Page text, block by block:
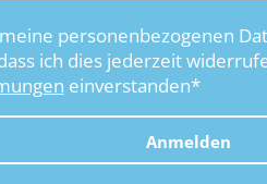
personenbezogenen
ich dies jederzeit
einverstanden*
Anmelden